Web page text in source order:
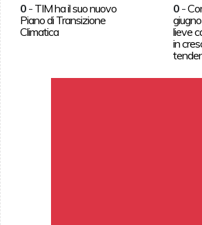
0- TIM ha il suo nuovo
Piano di Transizione
Climatica
0 -
lieve
in